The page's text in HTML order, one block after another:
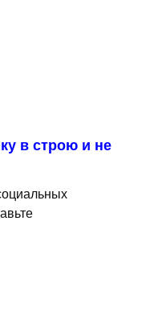
в строю и не